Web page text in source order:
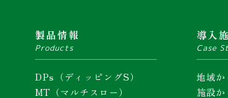
製品情報
Products
DPs（ディッピングS）
MT（マルチスロー）
導入
Case
地域
施設